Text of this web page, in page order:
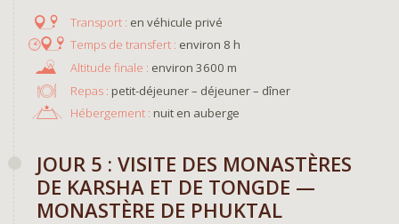
en véhicule privé
environ 8 h
environ 3600 m
Repas : petit-déjeuner – déjeuner – dîner
Hébergement : nuit en auberge
JOUR 5 : VISITE DES MONASTÈRES
DE KARSHA ET DE TONGDE —
MONASTÈRE DE PHUKTAL